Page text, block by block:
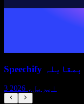
3 اپریل، 2026